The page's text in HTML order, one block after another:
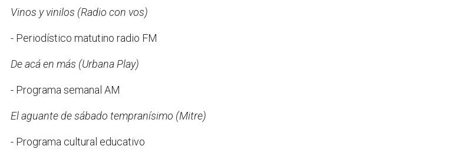
Vinos y vinilos (Radio con vos)
- Periodístico matutino radio FM
De acá en más (Urbana Play)
- Programa semanal AM
El aguante de sábado tempranísimo (Mitre)
- Programa cultural educativo